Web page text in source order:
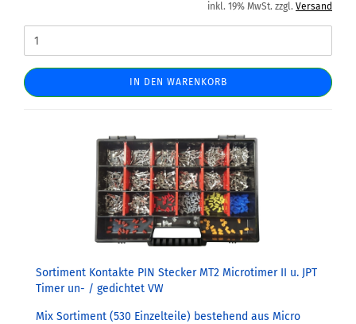
inkl. 19% MwSt. zzgl. Versand
IN DEN WARENKORB
Sortiment Kontakte PIN Stecker MT2 Microtimer II u. JPT
Timer un- / gedichtet VW
Mix Sortiment (530 Einzelteile) bestehend aus Micro